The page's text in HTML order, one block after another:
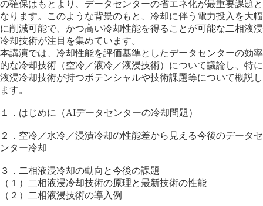
の確保はもとより、データセンターの省エネ化が最重要課題と
なります。このような背景のもと、冷却に伴う電力投入を大幅
に削減可能で、かつ高い冷却性能を得ることが可能な二相液浸
冷却技術が注目を集めています。
本講演では、冷却性能を評価基準としたデータセンターの効率
的な冷却技術（空冷／液冷／液浸技術）について議論し、特に
液浸冷却技術が持つポテンシャルや技術課題等について概説し
ます。
１．はじめに（AIデータセンターの冷却問題）
２．空冷／水冷／浸漬冷却の性能差から見える今後のデータセ
ンター冷却
３．二相液浸冷却の動向と今後の課題
（１）二相液浸冷却技術の原理と最新技術の性能
（２）二相液浸技術の導入例